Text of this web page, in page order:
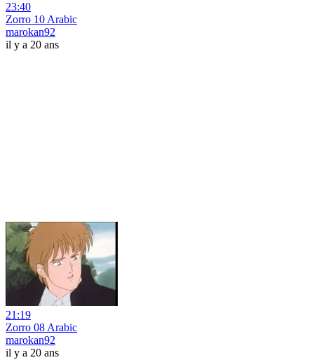
23:40
Zorro 10 Arabic
marokan92
il y a 20 ans
21:19
Zorro 08 Arabic
marokan92
il y a 20 ans